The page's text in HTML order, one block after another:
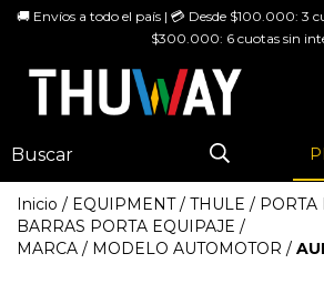
🚚 Envíos a todo el país | 💳 Desde $100.000: 3
$300.000: 6 cuotas sin
Inicio / EQUIPMENT / THULE / PORTA
BARRAS PORTA EQUIPAJE /
MARCA / MODELO AUTOMOTOR /